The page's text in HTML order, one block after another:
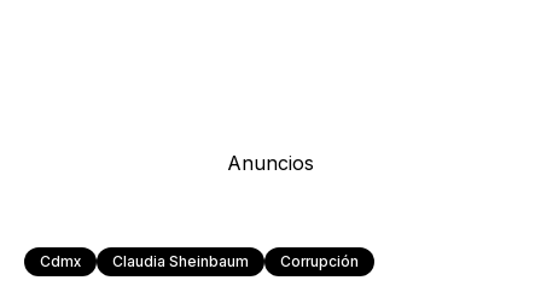
Anuncios
Cdmx Claudia Sheinbaum Corrupción